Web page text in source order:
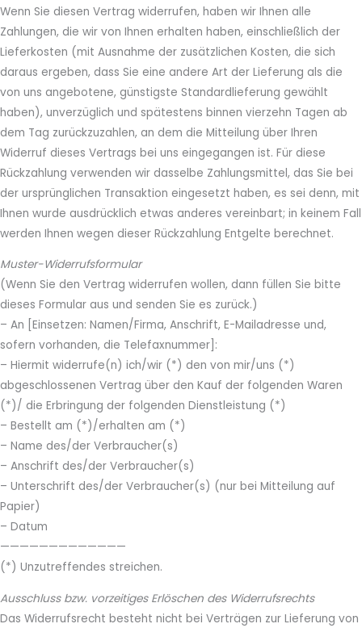
Wenn Sie diesen Vertrag widerrufen, haben wir Ihnen alle
Zahlungen, die wir von Ihnen erhalten haben, einschließlich der
Lieferkosten (mit Ausnahme der zusätzlichen Kosten, die sich
daraus ergeben, dass Sie eine andere Art der Lieferung als die
von uns angebotene, günstigste Standardlieferung gewählt
haben), unverzüglich und spätestens binnen vierzehn Tagen ab
dem Tag zurückzuzahlen, an dem die Mitteilung über Ihren
Widerruf dieses Vertrags bei uns eingegangen ist. Für diese
Rückzahlung verwenden wir dasselbe Zahlungsmittel, das Sie bei
der ursprünglichen Transaktion eingesetzt haben, es sei denn, mit
Ihnen wurde ausdrücklich etwas anderes vereinbart; in keinem Fall
werden Ihnen wegen dieser Rückzahlung Entgelte berechnet.
Muster-Widerrufsformular
(Wenn Sie den Vertrag widerrufen wollen, dann füllen Sie bitte
dieses Formular aus und senden Sie es zurück.)
– An [Einsetzen: Namen/Firma, Anschrift, E-Mailadresse und,
sofern vorhanden, die Telefaxnummer]:
– Hiermit widerrufe(n) ich/wir (*) den von mir/uns (*)
abgeschlossenen Vertrag über den Kauf der folgenden Waren
(*)/ die Erbringung der folgenden Dienstleistung (*)
– Bestellt am (*)/erhalten am (*)
– Name des/der Verbraucher(s)
– Anschrift des/der Verbraucher(s)
– Unterschrift des/der Verbraucher(s) (nur bei Mitteilung auf
Papier)
– Datum
—————————————
(*) Unzutreffendes streichen.
Ausschluss bzw. vorzeitiges Erlöschen des Widerrufsrechts
Das Widerrufsrecht besteht nicht bei Verträgen zur Lieferung von